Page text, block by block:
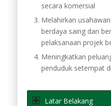
secara komersial
Melahirkan
berdaya saing dan
pelaksanaan projek
Meningkatkan
penduduk setempat
Latar Belakang